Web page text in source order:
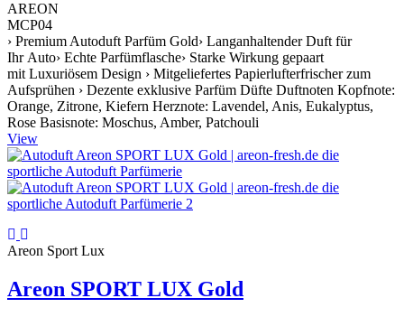
AREON
MCP04
› Premium Autoduft Parfüm Gold› Langanhaltender Duft für
Ihr Auto› Echte Parfümflasche› Starke Wirkung gepaart
mit Luxuriösem Design › Mitgeliefertes Papierlufterfrischer zum
Aufsprühen › Dezente exklusive Parfüm Düfte Duftnoten Kopfnote:
Orange, Zitrone, Kiefern Herznote: Lavendel, Anis, Eukalyptus,
Rose Basisnote: Moschus, Amber, Patchouli
View
Areon Sport Lux
Areon SPORT LUX Gold